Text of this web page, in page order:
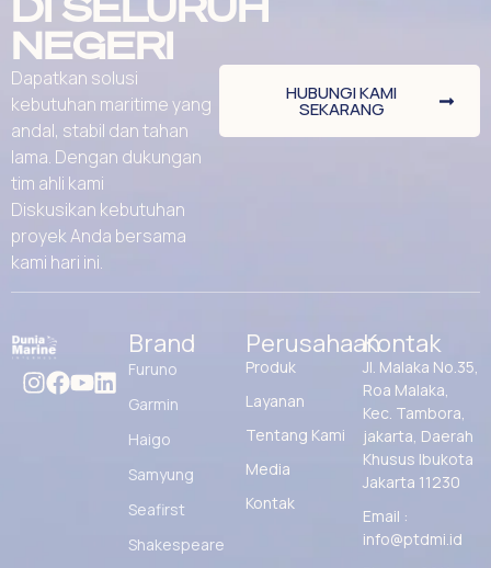
NEGERI
Dapatkan solusi
kebutuhan maritime yang
andal, stabil dan tahan
lama. Dengan dukungan
tim ahli kami
Diskusikan kebutuhan
proyek Anda bersama
kami hari ini.
HUBUNGI KAMI
SEKARANG
Brand
Furuno
Garmin
Haigo
Samyung
Seafirst
Shakespeare
Perusahaan
Produk
Layanan
Tentang Kami
Media
Kontak
Kontak
Jl. Malaka No.35,
Roa Malaka,
Kec. Tambora,
jakarta, Daerah
Khusus Ibukota
Jakarta 11230
Email :
info@ptdmi.id